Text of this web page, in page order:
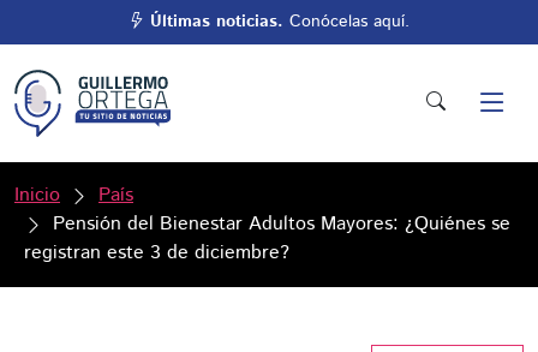
Últimas noticias. Conócelas aquí.
Inicio
País
Pensión del Bienestar Adultos Mayores: ¿Quiénes se
registran este 3 de diciembre?